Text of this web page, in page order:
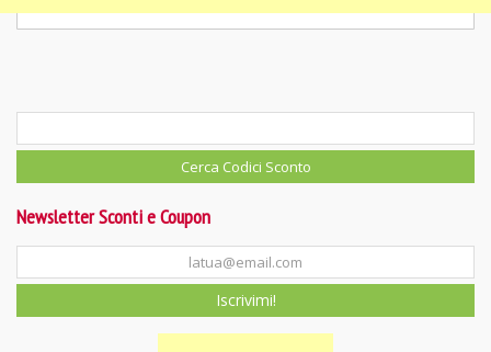
Newsletter Sconti e Coupon
Iscrivimi!